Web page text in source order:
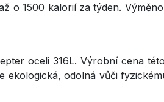
o 1500 kalorií za týden.
oceli 316L. Výrobní cena
ekologická, odolná vůči